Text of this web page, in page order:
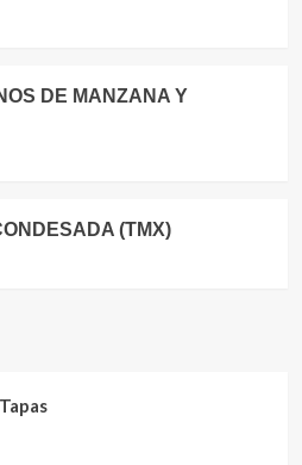
DE MANZANA Y
(TMX)